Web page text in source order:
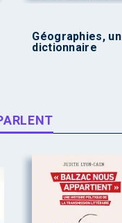
Géographies, un
dictionnaire